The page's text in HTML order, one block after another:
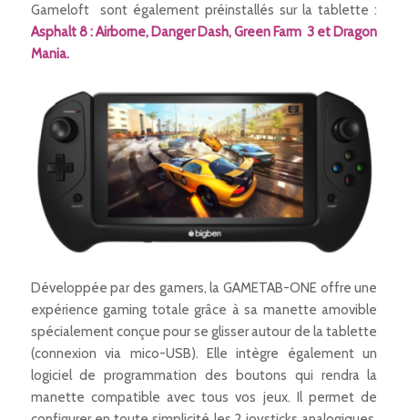
Gameloft sont également préinstallés sur la tablette :
Asphalt 8 : Airborne, Danger Dash, Green Farm 3 et Dragon
Mania.
Développée par des gamers, la GAMETAB-ONE offre une
expérience gaming totale grâce à sa manette amovible
spécialement conçue pour se glisser autour de la tablette
(connexion via mico-USB). Elle intègre également un
logiciel de programmation des boutons qui rendra la
manette compatible avec tous vos jeux. Il permet de